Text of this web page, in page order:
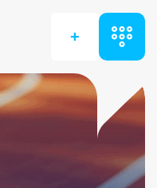
+